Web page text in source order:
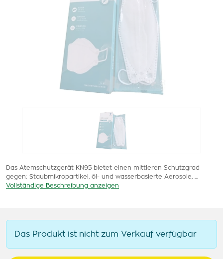
Das Atemschutzgerät KN95 bietet einen mittleren Schutzgrad
gegen: Staubmikropartikel, öl- und wasserbasierte Aerosole, ...
Vollständige Beschreibung anzeigen
Das Produkt ist nicht zum Verkauf verfügbar